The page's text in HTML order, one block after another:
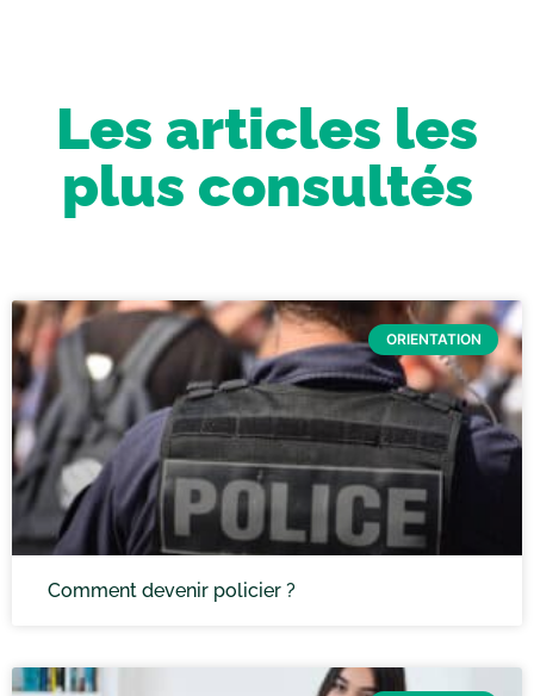
Les articles les
plus consultés
ORIENTATION
Comment devenir policier ?